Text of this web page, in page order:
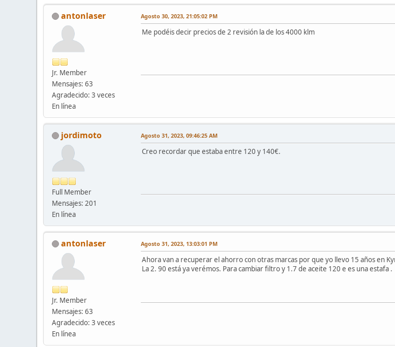
antonlaser
Jr. Member
Mensajes: 63
Agradecido: 3 veces
En línea
Agosto 30, 2023, 21:05:02 PM
Me podéis decir precios de 2 revisión la de los 4000 klm
jordimoto
Full Member
Mensajes: 201
En línea
Agosto 31, 2023, 09:46:25 AM
Creo recordar que estaba entre 120 y 140€.
antonlaser
Jr. Member
Mensajes: 63
Agradecido: 3 veces
En línea
Agosto 31, 2023, 13:03:01 PM
Ahora van a recuperar el ahorro con otras marcas por que yo llevo 15 años en
La 2. 90 está ya verémos. Para cambiar filtro y 1.7 de aceite 120 e es una estafa .